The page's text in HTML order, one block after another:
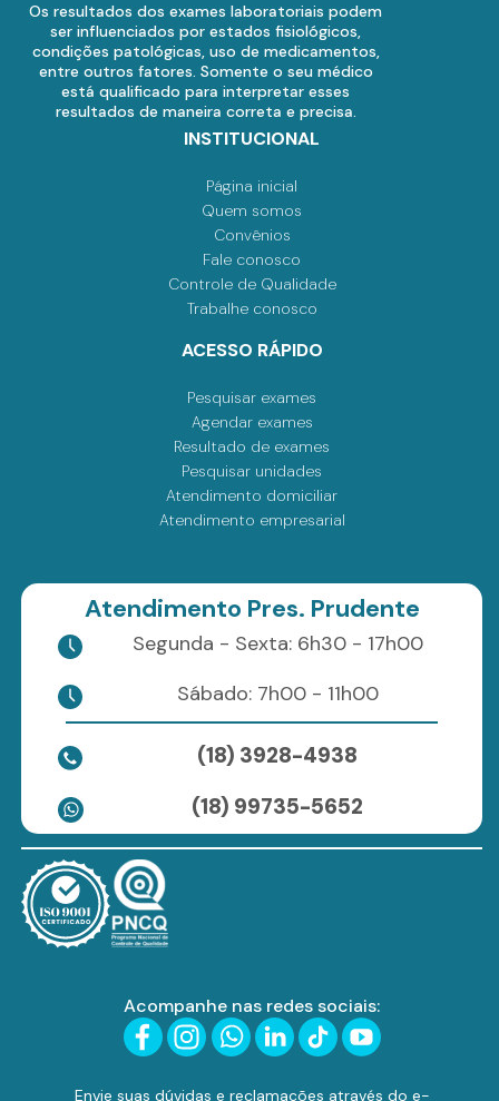
Os resultados dos exames laboratoriais podem
ser influenciados por estados fisiológicos,
condições patológicas, uso de medicamentos,
entre outros fatores. Somente o seu médico
está qualificado para interpretar esses
resultados de maneira correta e precisa.
INSTITUCIONAL
Página inicial
Quem somos
Convênios
Fale conosco
Controle de Qualidade
Trabalhe conosco
ACESSO RÁPIDO
Pesquisar exames
Agendar exames
Resultado de exames
Pesquisar unidades
Atendimento domiciliar
Atendimento empresarial
Atendimento Pres. Prudente
Segunda - Sexta: 6h30 - 17h00
Sábado: 7h00 - 11h00
(18) 3928-4938
(18) 99735-5652
Acompanhe nas redes sociais:
Envie suas dúvidas e reclamações através do e-